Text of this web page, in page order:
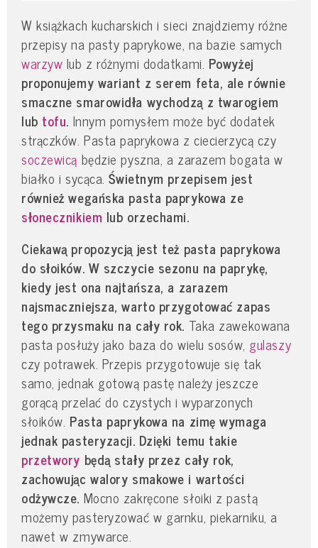
W książkach kucharskich i sieci znajdziemy różne
przepisy na pasty paprykowe, na bazie samych
warzyw lub z różnymi dodatkami. Powyżej
proponujemy wariant z serem feta, ale równie
smaczne smarowidła wychodzą z twarogiem
lub tofu. Innym pomysłem może być dodatek
strączków. Pasta paprykowa z ciecierzycą czy
soczewicą będzie pyszna, a zarazem bogata w
białko i sycąca.Świetnym przepisem jest
również wegańska pasta paprykowa ze
słonecznikiem lub orzechami.
Ciekawą propozycją jest też pasta paprykowa
do słoików. W szczycie sezonu na paprykę,
kiedy jest ona najtańsza, a zarazem
najsmaczniejsza, warto przygotować zapas
tego przysmaku na cały rok. Taka zawekowana
pasta posłuży jako baza do wielu sosów, gulaszy
czy potrawek. Przepis przygotowuje się tak
samo, jednak gotową pastę należy jeszcze
gorącą przelać do czystych i wyparzonych
słoików. Pasta paprykowa na zimę wymaga
jednak pasteryzacji. Dzięki temu takie
przetwory będą stały przez cały rok,
zachowując walory smakowe i wartości
odżywcze. Mocno zakręcone słoiki z pastą
możemy pasteryzować w garnku, piekarniku, a
nawet w zmywarce.